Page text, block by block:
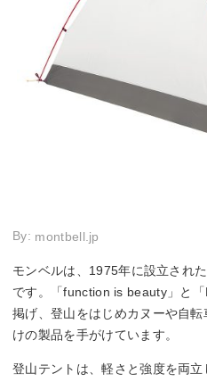
By: montbell.jp
モンベルは、1975年に設立され
です。「function is beauty」と
掲げ、登山をはじめカヌーや自
けの製品を手がけています。
登山テントは、軽さと強度を両